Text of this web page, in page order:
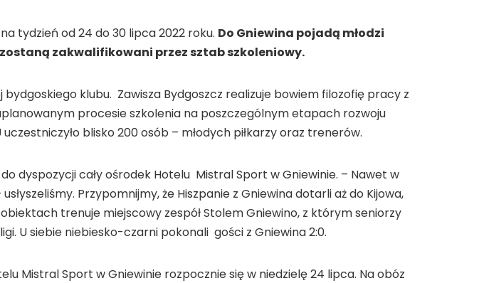
tydzień od 24 do 30 lipca 2022 roku. Do Gniewina pojadą młodzi
zakwalifikowani przez sztab szkoleniowy.
klubu. Zawisza Bydgoszcz realizuje bowiem filozofię pracy z
procesie szkolenia na poszczególnym etapach rozwoju
uczestniczyło blisko 200 osób – młodych piłkarzy oraz trenerów.
dyspozycji cały ośrodek Hotelu Mistral Sport w Gniewinie. – Nawet w
Przypomnijmy, że Hiszpanie z Gniewina dotarli aż do Kijowa,
trenuje miejscowy zespół Stolem Gniewino, z którym seniorzy
U siebie niebiesko-czarni pokonali gości z Gniewina 2:0.
Mistral Sport w Gniewinie rozpocznie się w niedzielę 24 lipca. Na obóz